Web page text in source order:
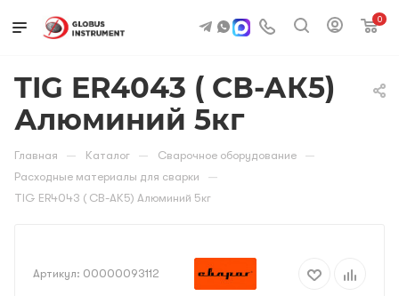
0
TIG ER4043 ( СВ-АК5)
Алюминий 5кг
Главная — Каталог — Сварочное оборудование —
Расходные материалы для сварки —
TIG ER4043 ( СВ-АК5) Алюминий 5кг
Артикул: 00000093112